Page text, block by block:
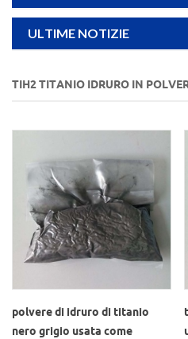
ULTIME NOTIZIE
TIH2 TITANIO IDRURO IN
polvere di idruro di titanio
nero grigio usata come